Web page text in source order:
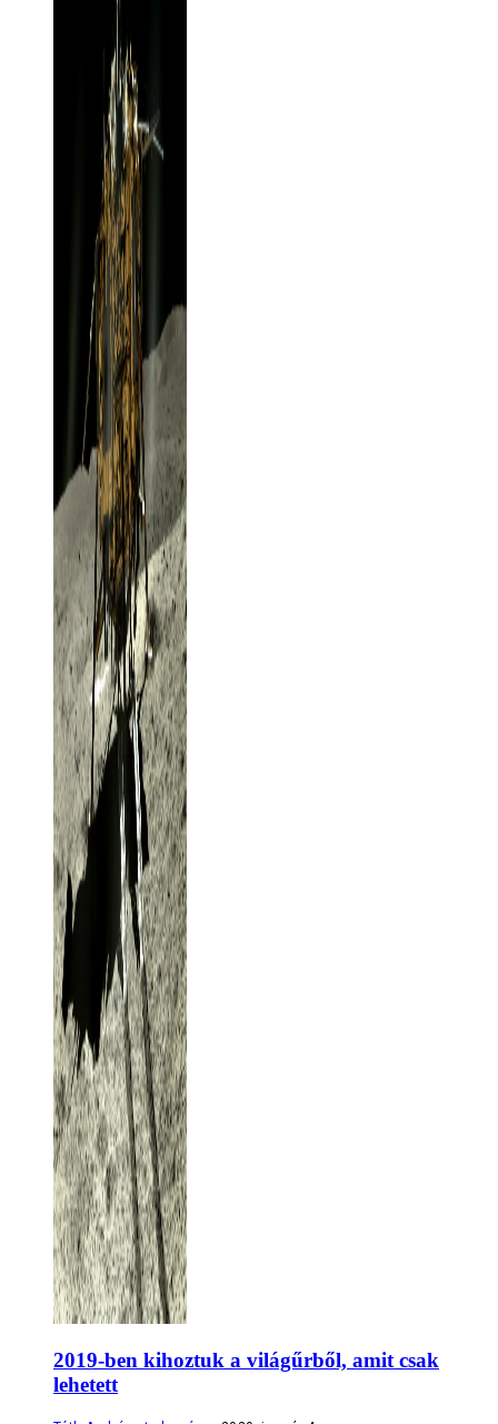
2019-ben kihoztuk a világűrből, amit csak
lehetett